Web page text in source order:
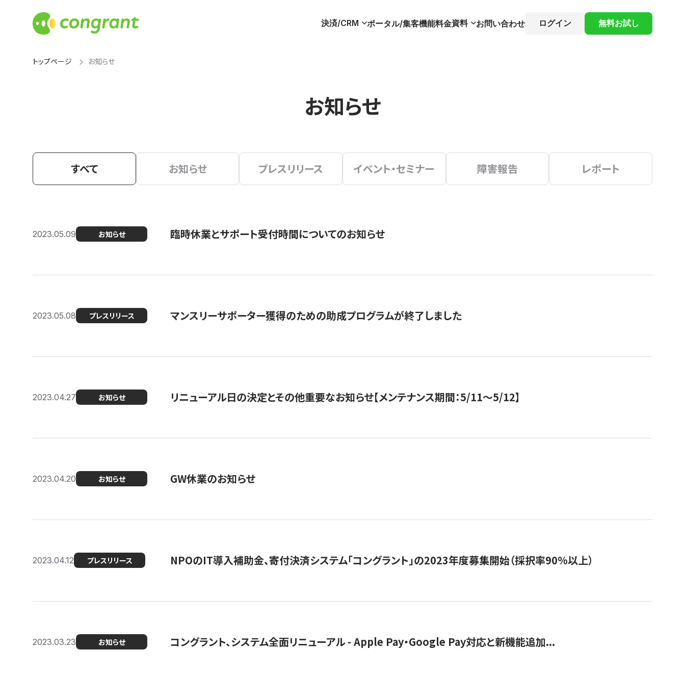
決済/CRM ポータル/集客機能料金資料 お問い合わせ ログイン 無料お試し
トップページ お知らせ
お知らせ
すべて お知らせ プレスリリース イベント・セミナー 障害報告 レポート
2023.05.09 お知らせ 臨時休業とサポート受付時間についてのお知らせ
2023.05.08 プレスリリース マンスリーサポーター獲得のための助成プログラムが終了しました
2023.04.27 お知らせ リニューアル日の決定とその他重要なお知らせ【メンテナンス期間：5/11～5/12】
2023.04.20 お知らせ GW休業のお知らせ
2023.04.12 プレスリリース NPOのIT導入補助金、寄付決済システム「コングラント」の2023年度募集開始（採択率90%以上）
2023.03.23 お知らせ コングラント、システム全面リニューアル - Apple Pay・Google Pay対応と新機能追加...